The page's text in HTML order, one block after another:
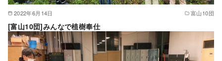
2022年6月14日 富山10団
[富山10団]みんなで植樹奉仕